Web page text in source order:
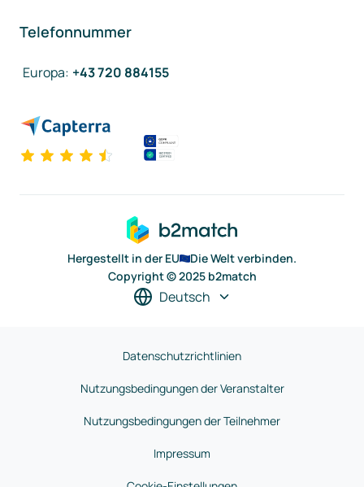
Telefonnummer
Europa: +43 720 884155
Hergestellt in der EU
Die Welt verbinden.
Copyright © 2025 b2match
Deutsch
Datenschutzrichtlinien
Nutzungsbedingungen der Veranstalter
Nutzungsbedingungen der Teilnehmer
Impressum